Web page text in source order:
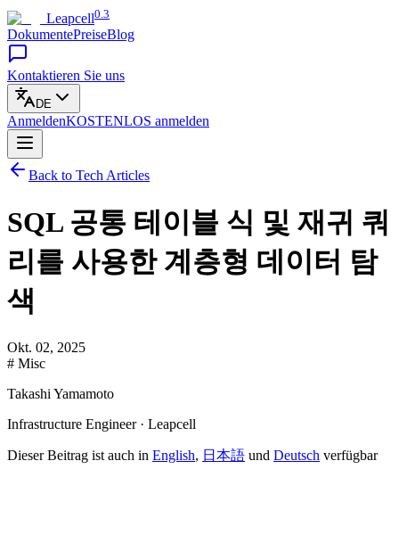
Leapcell0.3
DokumentePreiseBlog
Kontaktieren Sie uns
DE
AnmeldenKOSTENLOS anmelden
Back to Tech Articles
SQL 공통 테이블 식 및 재귀 쿼
리를 사용한 계층형 데이터 탐
색
Okt. 02, 2025
# Misc
Takashi Yamamoto
Infrastructure Engineer · Leapcell
Dieser Beitrag ist auch in English, 日本語 und Deutsch verfügbar